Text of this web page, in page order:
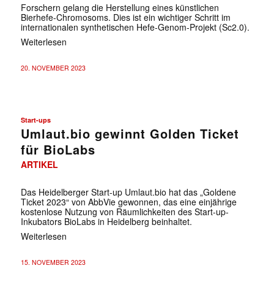
Forschern gelang die Herstellung eines künstlichen
Bierhefe-Chromosoms. Dies ist ein wichtiger Schritt im
internationalen synthetischen Hefe-Genom-Projekt (Sc2.0).
Weiterlesen
20. NOVEMBER 2023
Start-ups
Umlaut.bio gewinnt Golden Ticket
für BioLabs
ARTIKEL
Das Heidelberger Start-up Umlaut.bio hat das „Goldene
Ticket 2023“ von AbbVie gewonnen, das eine einjährige
kostenlose Nutzung von Räumlichkeiten des Start-up-
Inkubators BioLabs in Heidelberg beinhaltet.
Weiterlesen
15. NOVEMBER 2023